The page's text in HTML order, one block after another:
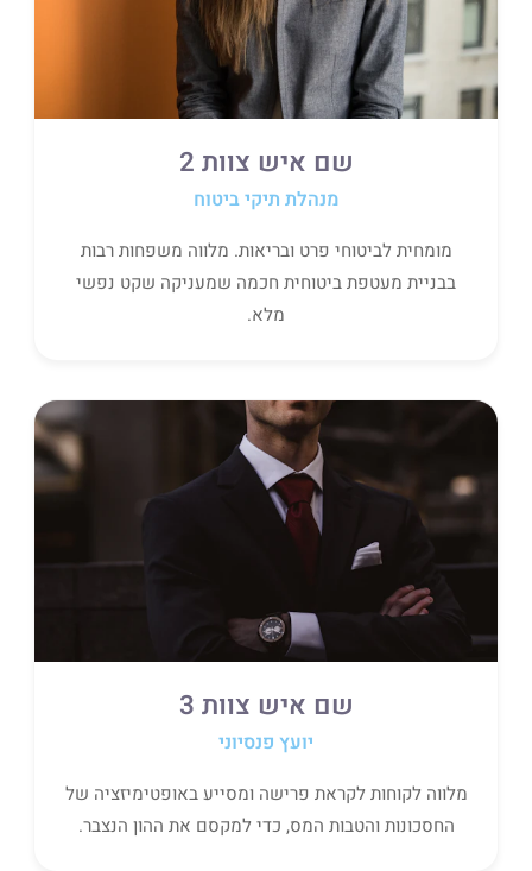
שם איש צוות 2
מנהלת תיקי ביטוח
מומחית לביטוחי פרט ובריאות. מלווה משפחות רבות
בבניית מעטפת ביטוחית חכמה שמעניקה שקט נפשי
מלא.
שם איש צוות 3
יועץ פנסיוני
מלווה לקוחות לקראת פרישה ומסייע באופטימיזציה של
החסכונות והטבות המס, כדי למקסם את ההון הנצבר.